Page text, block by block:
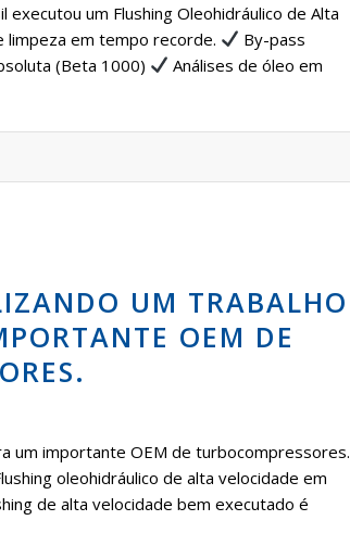
um Flushing Oleohidráulico de Alta
limpeza em tempo recorde.
By-pass
(Beta 1000)
Análises de óleo em
UM TRABALHO
OEM DE
um importante OEM de turbocompressores.
oleohidráulico de alta velocidade em
de alta velocidade bem executado é